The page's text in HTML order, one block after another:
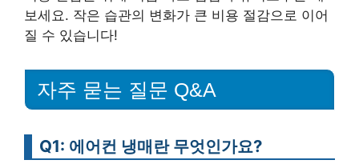
보세요. 작은 습관의 변화가 큰 비용 절감으로 이어
질 수 있습니다!
자주 묻는 질문 Q&A
Q1: 에어컨 냉매란 무엇인가요?